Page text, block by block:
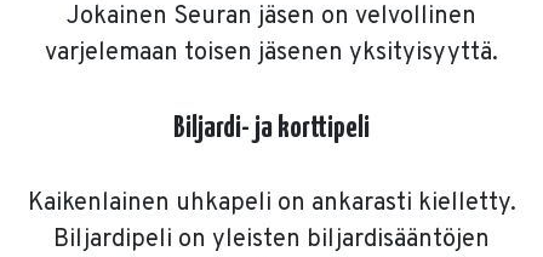
Jokainen Seuran jäsen on velvollinen
varjelemaan toisen jäsenen yksityisyyttä.
Biljardi- ja korttipeli
Kaikenlainen uhkapeli on ankarasti kielletty.
Biljardipeli on yleisten biljardisääntöjen